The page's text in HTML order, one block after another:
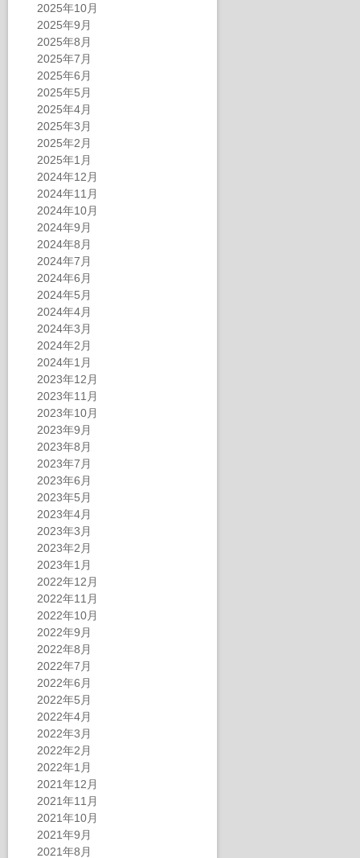
2025年10月
2025年9月
2025年8月
2025年7月
2025年6月
2025年5月
2025年4月
2025年3月
2025年2月
2025年1月
2024年12月
2024年11月
2024年10月
2024年9月
2024年8月
2024年7月
2024年6月
2024年5月
2024年4月
2024年3月
2024年2月
2024年1月
2023年12月
2023年11月
2023年10月
2023年9月
2023年8月
2023年7月
2023年6月
2023年5月
2023年4月
2023年3月
2023年2月
2023年1月
2022年12月
2022年11月
2022年10月
2022年9月
2022年8月
2022年7月
2022年6月
2022年5月
2022年4月
2022年3月
2022年2月
2022年1月
2021年12月
2021年11月
2021年10月
2021年9月
2021年8月